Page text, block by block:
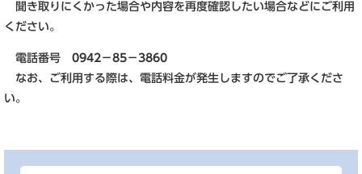
聞き取りにくかった場合や内容を再度確認したい場合などにご利用
ください。
電話番号 0942－85－3860
なお、ご利用する際は、電話料金が発生しますのでご了承くださ
い。